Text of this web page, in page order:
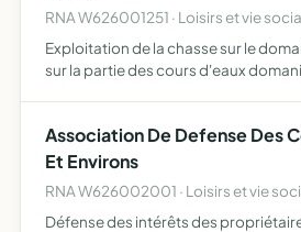
RNA W626001251 · Loisirs et vie
Exploitation de la chasse sur le
sur la partie des cours d'eaux
Association De Defense Des
Et Environs
RNA W626002001 · Loisirs et vie
Défense des intérêts des